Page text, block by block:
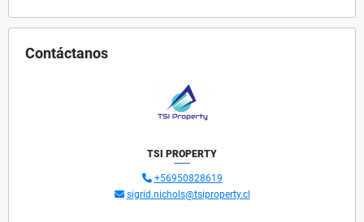
Contáctanos
TSI PROPERTY
+56950828619
sigrid.nichols@tsiproperty.cl